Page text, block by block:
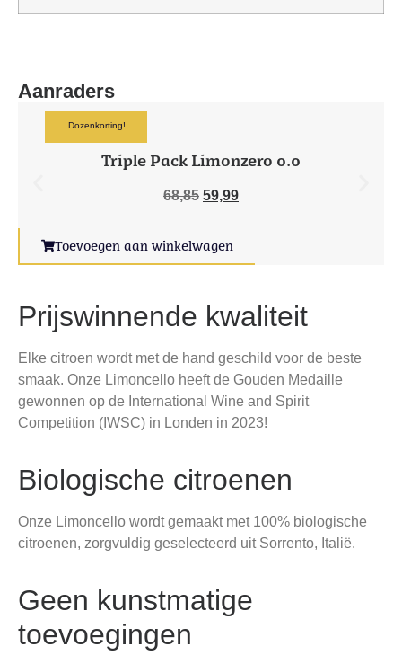
Aanraders
Dozenkorting!
Triple Pack Limonzero 0.0
68,85 59,99
Toevoegen aan winkelwagen
Prijswinnende kwaliteit
Elke citroen wordt met de hand geschild voor de beste
smaak. Onze Limoncello heeft de Gouden Medaille
gewonnen op de International Wine and Spirit
Competition (IWSC) in Londen in 2023!
Biologische citroenen
Onze Limoncello wordt gemaakt met 100% biologische
citroenen, zorgvuldig geselecteerd uit Sorrento, Italië.
Geen kunstmatige
toevoegingen